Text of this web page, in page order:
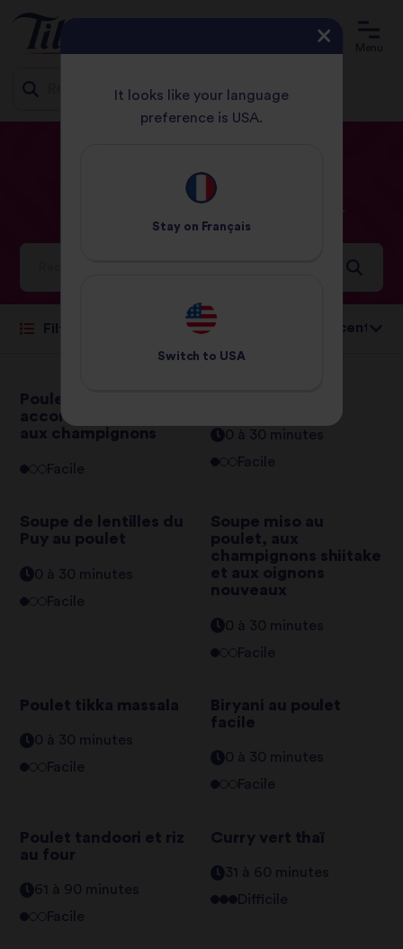
Menu
Poulet Recettes
Idées et inspirations pour un monde rempli de saveurs
Filtrer Trier par:
Poulet tandoori
accompagné de riz
aux champignons
Facile
0 à 30 minutes
Facile
Soupe de lentilles du
Puy au poulet
0 à 30 minutes
Facile
Soupe miso au
poulet, aux
champignons shiitake
et aux oignons
nouveaux
0 à 30 minutes
Facile
Poulet tikka massala
0 à 30 minutes
Facile
Biryani au poulet
facile
0 à 30 minutes
Facile
Poulet tandoori et riz
au four
61 à 90 minutes
Facile
Curry vert thaï
31 à 60 minutes
Difficile
It looks like your language
preference is USA.
Stay on Français
Switch to USA